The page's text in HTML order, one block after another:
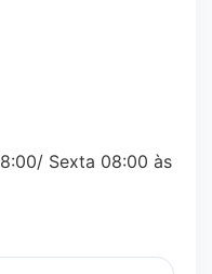
Sexta 08:00 às